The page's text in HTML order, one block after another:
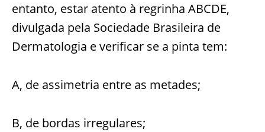
entanto, estar atento à regrinha ABCDE,
divulgada pela Sociedade Brasileira de
Dermatologia e verificar se a pinta tem:
A, de assimetria entre as metades;
B, de bordas irregulares;